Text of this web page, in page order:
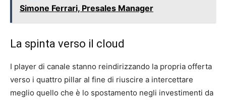
Simone Ferrari, Presales Manager
La spinta verso il cloud
I player di canale stanno reindirizzando la propria offerta
verso i quattro pillar al fine di riuscire a intercettare
meglio quello che è lo spostamento negli investimenti da